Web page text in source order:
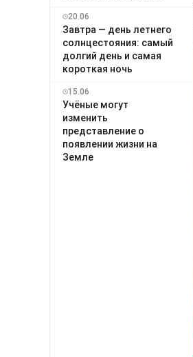
20.06
Завтра — день летнего
солнцестояния: самый
долгий день и самая
короткая ночь
15.06
Учёные могут
изменить
представление о
появлении жизни на
Земле